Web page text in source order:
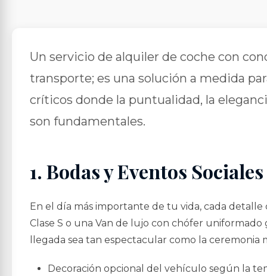
Un servicio de alquiler de coche con
transporte; es una solución a medida
críticos donde la puntualidad, la
son fundamentales.
1. Bodas y Eventos
En el día más importante de tu vida, cada detalle
Clase S o una Van de lujo con chófer uniformado
llegada sea tan espectacular como la ceremonia
Decoración opcional del vehículo según la